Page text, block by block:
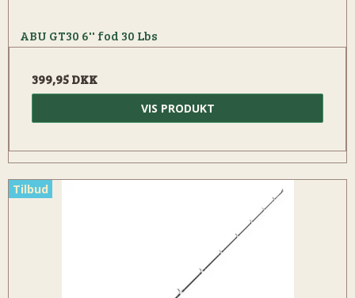
ABU GT30 6'' fod 30 Lbs
399,95 DKK
VIS PRODUKT
Tilbud